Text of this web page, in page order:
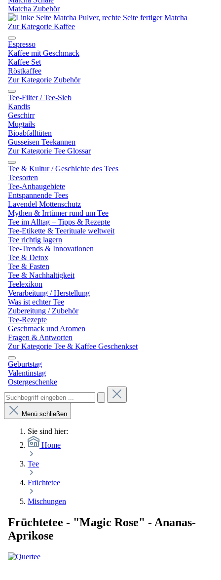
Matcha Zubehör
Zur Kategorie Kaffee
Espresso
Kaffee mit Geschmack
Kaffee Set
Röstkaffee
Zur Kategorie Zubehör
Tee-Filter / Tee-Sieb
Kandis
Geschirr
Mugtails
Bioabfalltüten
Gusseisen Teekannen
Zur Kategorie Tee Glossar
Tee & Kultur / Geschichte des Tees
Teesorten
Tee-Anbaugebiete
Entspannende Tees
Lavendel Mottenschutz
Mythen & Irrtümer rund um Tee
Tee im Alltag – Tipps & Rezepte
Tee-Etikette & Teerituale weltweit
Tee richtig lagern
Tee-Trends & Innovationen
Tee & Detox
Tee & Fasten
Tee & Nachhaltigkeit
Teelexikon
Verarbeitung / Herstellung
Was ist echter Tee
Zubereitung / Zubehör
Tee-Rezepte
Geschmack und Aromen
Fragen & Antworten
Zur Kategorie Tee & Kaffee Geschenkset
Geburtstag
Valentinstag
Ostergeschenke
Menü schließen
Sie sind hier:
Home
Tee
Früchtetee
Mischungen
Früchtetee - "Magic Rose" - Ananas-
Aprikose